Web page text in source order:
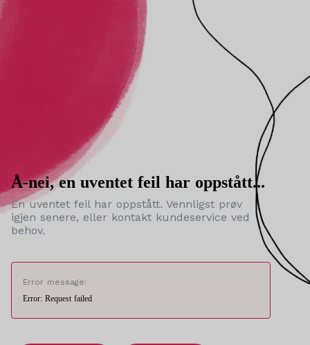
Å-nei, en uventet feil har oppstått...
En uventet feil har oppstått. Vennligst prøv
igjen senere, eller kontakt kundeservice ved
behov.
Error message:
Error: Request failed